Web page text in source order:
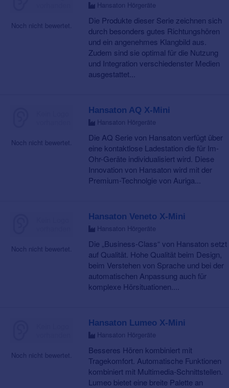
Noch nicht bewertet.
Hansaton Hörgeräte
Die Produkte dieser Serie zeichnen sich
durch besonders gutes Richtungshören
und ein angenehmes Klangbild aus.
Zudem sind sie optimal für die Nutzung
und Integration verschiedenster Medien
ausgestattet...
Noch nicht bewertet.
Hansaton AQ X-Mini
Hansaton Hörgeräte
Die AQ Serie von Hansaton verfügt über
eine kontaktlose Ladestation die für Im-
Ohr-Geräte individualisiert wird. Diese
Innovation von Hansaton wird mit der
Premium-Technolgie von Auriga...
Noch nicht bewertet.
Hansaton Veneto X-Mini
Hansaton Hörgeräte
Die „Business-Class“ von Hansaton setzt
auf Qualität. Hohe Qualität beim Design,
beim Verstehen von Sprache und bei der
automatischen Anpassung auch für
komplexe Hörsituationen....
Noch nicht bewertet.
Hansaton Lumeo X-Mini
Hansaton Hörgeräte
Besseres Hören kombiniert mit
Tragekomfort. Automatische Funktionen
kombiniert mit Multimedia-Schnittstellen.
Lumeo bietet eine breite Palette an